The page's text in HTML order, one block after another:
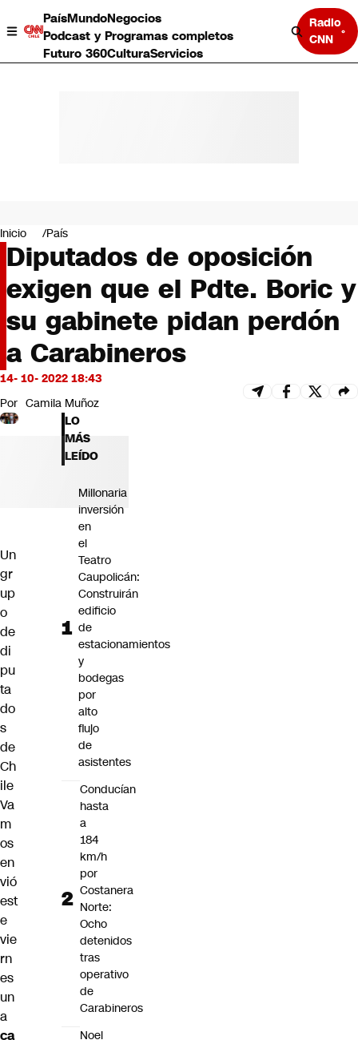
PaísMundoNegocios
Podcast y Programas completos
Futuro 360CulturaServicios
Radio
CNN
Negocios
Deportes
Programas completos
Cultura
Servicios
Bits
CNN Data
CNN tiempo
Futuro 360
Inicio País
Diputados de oposición
exigen que el Pdte. Boric y
su gabinete pidan perdón
a Carabineros
14- 10- 2022 18:43
Por Camila Muñoz
Un
gr
up
o
de
di
pu
ta
do
s
de
Ch
ile
Va
m
os
en
vió
est
e
vie
rn
es
un
a
ca
LO
MÁS
LEÍDO
Millonaria
inversión
en
el
Teatro
Caupolicán:
Construirán
edificio
de
estacionamientos
y
bodegas
por
alto
flujo
de
asistentes
Conducían
hasta
a
184
km/h
por
Costanera
Norte:
Ocho
detenidos
tras
operativo
de
Carabineros
Noel